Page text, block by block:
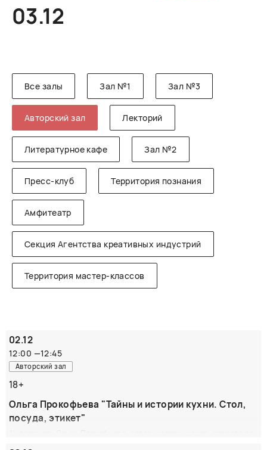
03.12
Все залы Зал №1 Зал №3
Авторский зал Лекторий
Литературное кафе Зал №2
Пресс-клуб Территория познания
Амфитеатр
Секция Агентства креативных индустрий
Территория мастер-классов
02.12
12:00 —12:45
Авторский зал
18+
Ольга Прокофьева "Тайны и истории кухни. Стол,
посуда, этикет"